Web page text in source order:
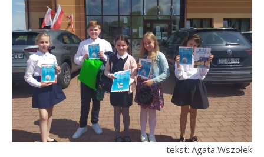
tekst: Agata Wszołek